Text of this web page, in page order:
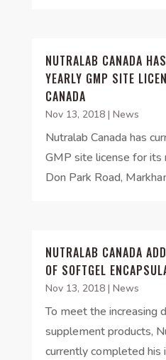
NUTRALAB CANADA
YEARLY GMP SITE
CANADA
Nov 13, 2018| News
Nutralab Canada has
GMP site license for
Don Park Road,
NUTRALAB CANADA
OF SOFTGEL
Nov 13, 2018| News
To meet the increasing
supplement products,
currently completed his